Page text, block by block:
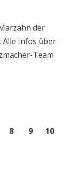
der
Alle Infos über
Team
8 9
10